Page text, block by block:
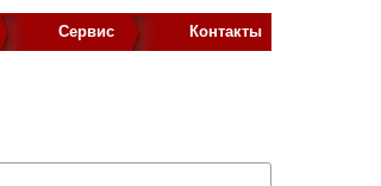
Сервис Контакты